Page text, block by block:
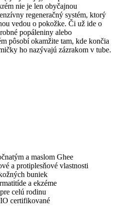
nie je len obyčajnou
regeneračný systém, ktorý
vedou o pokožke. Či už ide o
popáleniny alebo
pôsobí okamžite tam, kde končia
ho nazývajú zázrakom v tube.
a maslom Ghee
a protiplesňové vlastnosti
buniek
a ekzéme
celú rodinu
certifikované